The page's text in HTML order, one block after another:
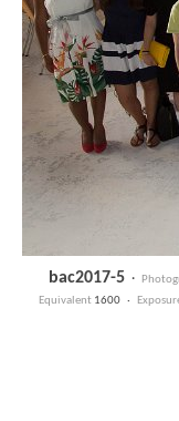
bac2017-5·
Equivalent 1600 ·